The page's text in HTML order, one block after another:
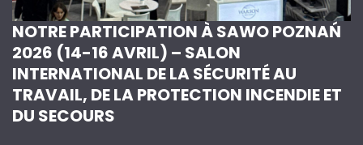
NOTRE PARTICIPATION À SAWO POZNAŃ
2026 (14-16 AVRIL) – SALON
INTERNATIONAL DE LA SÉCURITÉ AU
TRAVAIL, DE LA PROTECTION INCENDIE ET
DU SECOURS